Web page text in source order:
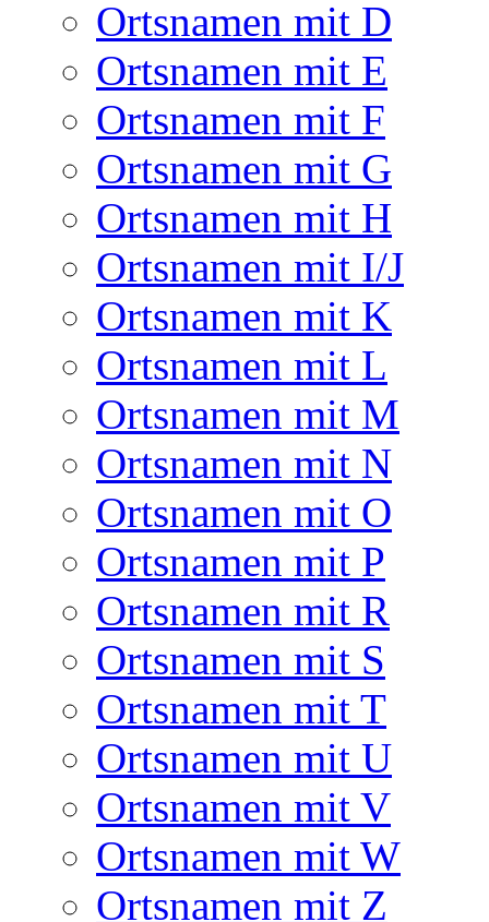
Ortsnamen mit D
Ortsnamen mit E
Ortsnamen mit F
Ortsnamen mit G
Ortsnamen mit H
Ortsnamen mit I/J
Ortsnamen mit K
Ortsnamen mit L
Ortsnamen mit M
Ortsnamen mit N
Ortsnamen mit O
Ortsnamen mit P
Ortsnamen mit R
Ortsnamen mit S
Ortsnamen mit T
Ortsnamen mit U
Ortsnamen mit V
Ortsnamen mit W
Ortsnamen mit Z